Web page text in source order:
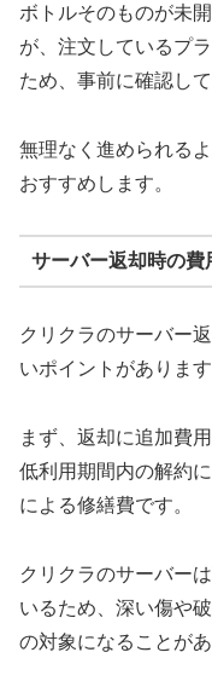
ボトルそのものが未
が、注文しているプ
ため、事前に確認し
無理なく進められる
おすすめします。
サーバー返却時の費
クリクラのサーバー
いポイントがあります
まず、返却に追加費
低利用期間内の解約
による修繕費です。
クリクラのサーバー
いるため、深い傷や
の対象になることがあ